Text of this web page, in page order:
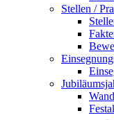
Stellen /